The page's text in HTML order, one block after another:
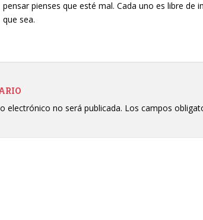
pensar pienses que esté mal. Cada uno es libre
que sea.
electrónico no será publicada. Los campos